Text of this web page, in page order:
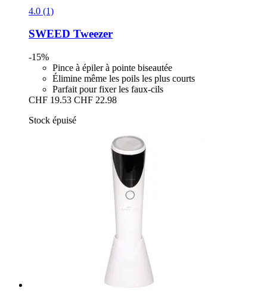
4.0 (1)
SWEED Tweezer
-15%
Pince à épiler à pointe biseautée
Élimine même les poils les plus courts
Parfait pour fixer les faux-cils
CHF 19.53 CHF 22.98
Stock épuisé